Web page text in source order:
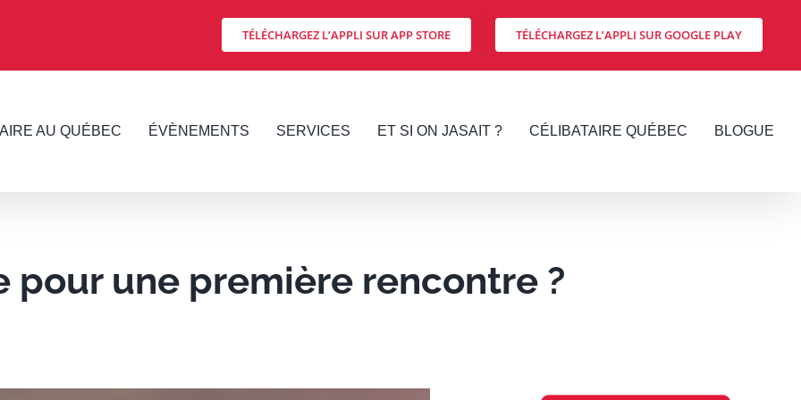
TÉLÉCHARGEZ L’APPLI SUR APP STORE TÉLÉCHARGEZ L’APPLI SUR GOOGLE PLAY
AU QUÉBEC ÉVÈNEMENTS SERVICES ET SI ON JASAIT ? CÉLIBATAIRE QUÉBEC BLOGUE
pour une première rencontre ?